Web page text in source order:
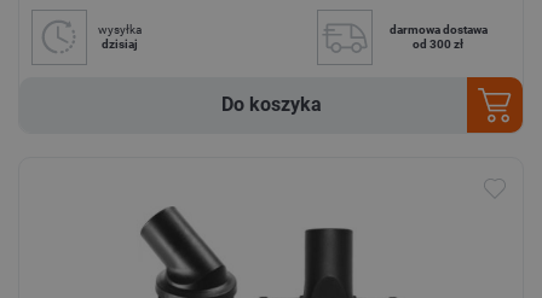
wysyłka
dzisiaj
darmowa dostawa
od 300 zł
Do koszyka